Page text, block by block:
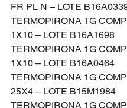
FR PL N – LOTE
TERMOPIRONA 1G
1X10 – LOTE B16A1698
TERMOPIRONA 1G
1X10 – LOTE B16A0464
TERMOPIRONA 1G
25X4 – LOTE B15M1984
TERMOPIRONA 1G